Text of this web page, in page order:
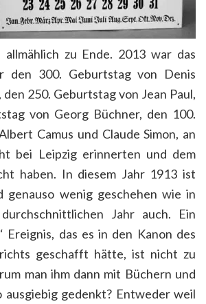
allmählich zu Ende. 2013 war das
den 300. Geburtstag von Denis
250. Geburtstag von Jean Paul,
von Georg Büchner, den 100.
Camus und Claude Simon, an
bei Leipzig erinnerten und dem
haben. In diesem Jahr 1913 ist
genauso wenig geschehen wie in
Jahr auch. Ein
Ereignis, das es in den Kanon des
geschafft hätte, ist nicht zu
man ihm dann mit Büchern und
ausgiebig gedenkt? Entweder weil